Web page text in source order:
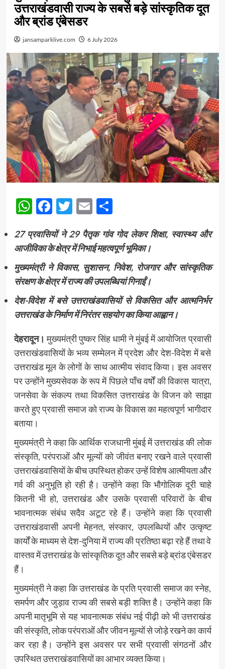
उत्तराखंडवासी राज्य के सबसे बड़े सांस्कृतिक दूत
और ब्रांड एंबेसडर
jansamparklive.com 6 July 2026
WhatsApp
Facebook
Twitter
EmailShare
27 प्रवासियों ने 29 पैतृक गांव गोद लेकर शिक्षा, स्वास्थ्य और
आजीविका के क्षेत्र में निभाई महत्वपूर्ण भूमिका।
मुख्यमंत्री ने विकास, सुशासन, निवेश, रोजगार और सांस्कृतिक
संरक्षण के क्षेत्र में राज्य की उपलब्धियां गिनाईं।
देश-विदेश में बसे उत्तराखंडवासियों से विकसित और आत्मनिर्भर
उत्तराखंड के निर्माण में निरंतर सहयोग का किया आह्वान।
देहरादून। मुख्यमंत्री पुष्कर सिंह धामी ने मुंबई में आयोजित प्रवासी
उत्तराखंडवासियों के भव्य सम्मेलन में प्रदेश और देश-विदेश में बसे
उत्तराखंड मूल के लोगों के साथ आत्मीय संवाद किया। इस अवसर
पर उन्होंने मुख्यसेवक के रूप में पिछले पाँच वर्षों की विकास यात्रा,
जनसेवा के संकल्प तथा विकसित उत्तराखंड के विजन को साझा
करते हुए प्रवासी समाज को राज्य के विकास का महत्वपूर्ण भागीदार
बताया।
मुख्यमंत्री ने कहा कि आर्थिक राजधानी मुंबई में उत्तराखंड की लोक
संस्कृति, परंपराओं और मूल्यों को जीवंत बनाए रखने वाले प्रवासी
उत्तराखंडवासियों के बीच उपस्थित होकर उन्हें विशेष आत्मीयता और
गर्व की अनुभूति हो रही है। उन्होंने कहा कि भौगोलिक दूरी चाहे
कितनी भी हो, उत्तराखंड और उसके प्रवासी परिवारों के बीच
भावनात्मक संबंध सदैव अटूट रहे हैं। उन्होंने कहा कि प्रवासी
उत्तराखंडवासी अपनी मेहनत, संस्कार, उपलब्धियों और उत्कृष्ट
कार्यों के माध्यम से देश-दुनिया में राज्य की प्रतिष्ठा बढ़ा रहे हैं तथा वे
वास्तव में उत्तराखंड के सांस्कृतिक दूत और सबसे बड़े ब्रांड एंबेसडर
हैं।
मुख्यमंत्री ने कहा कि उत्तराखंड के प्रति प्रवासी समाज का स्नेह,
समर्पण और जुड़ाव राज्य की सबसे बड़ी शक्ति है। उन्होंने कहा कि
अपनी मातृभूमि से यह भावनात्मक संबंध नई पीढ़ी को भी उत्तराखंड
की संस्कृति, लोक परंपराओं और जीवन मूल्यों से जोड़े रखने का कार्य
कर रहा है। उन्होंने इस अवसर पर सभी प्रवासी संगठनों और
उपस्थित उत्तराखंडवासियों का आभार व्यक्त किया।